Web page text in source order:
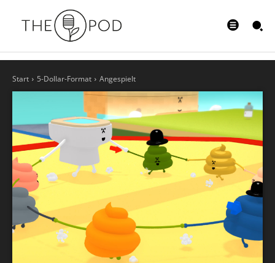
Start 5-Dollar-Format Angespielt